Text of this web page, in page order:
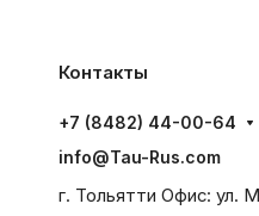
Контакты
+7 (8482) 44-00-64
info@Tau-Rus.com
г. Тольятти Офис: ул.